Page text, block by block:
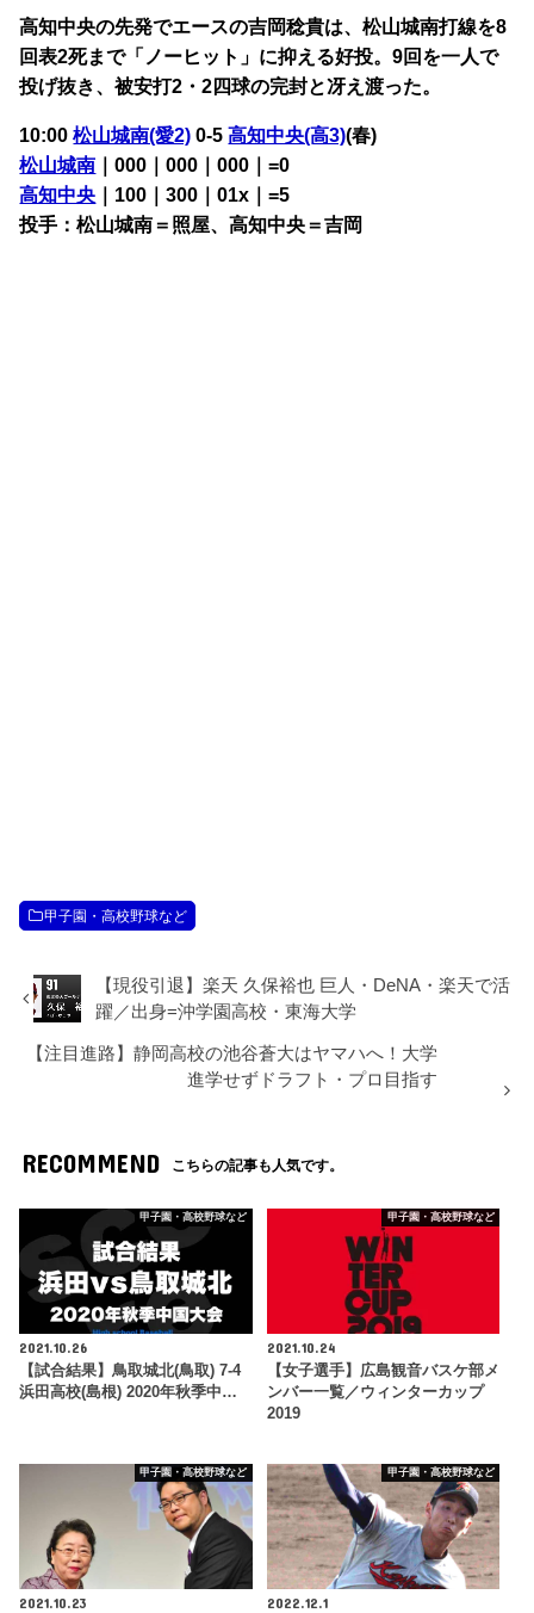
高知中央の先発でエースの吉岡稔貴は、松山城南打線を8
回表2死まで「ノーヒット」に抑える好投。9回を一人で
投げ抜き、被安打2・2四球の完封と冴え渡った。
10:00松山城南(愛2) 0-5高知中央(高3)(春)
松山城南 ｜000｜000｜000｜=0
高知中央 ｜100｜300｜01x｜=5
投手：松山城南＝照屋、高知中央＝吉岡
甲子園・高校野球など
【現役引退】楽天 久保裕也 巨人・DeNA・楽天で活
躍／出身=沖学園高校・東海大学
【注目進路】静岡高校の池谷蒼大はヤマハへ！大学
進学せずドラフト・プロ目指す
RECOMMEND こちらの記事も人気です。
甲子園・高校野球など
2021.10.26
【試合結果】鳥取城北(鳥取) 7-4
浜田高校(島根) 2020年秋季中…
甲子園・高校野球など
2021.10.24
【女子選手】広島観音バスケ部メ
ンバー一覧／ウィンターカップ
2019
甲子園・高校野球など
2021.10.23
甲子園・高校野球など
2022.12.1